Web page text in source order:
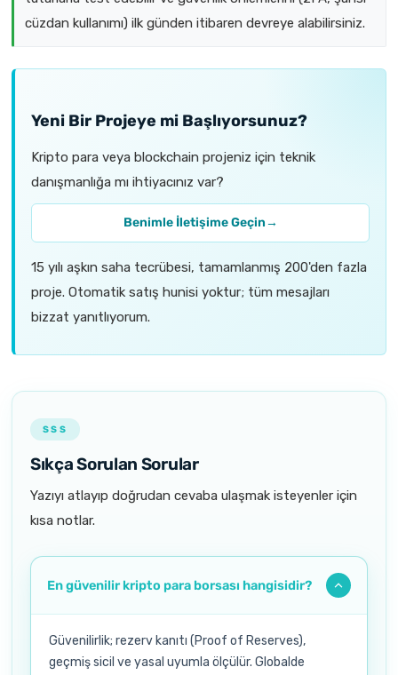
cüzdan kullanımı) ilk günden itibaren devreye alabilirsiniz.
Yeni Bir Projeye mi Başlıyorsunuz?
Kripto para veya blockchain projeniz için teknik
danışmanlığa mı ihtiyacınız var?
Benimle İletişime Geçin→
15 yılı aşkın saha tecrübesi, tamamlanmış 200'den fazla
proje. Otomatik satış hunisi yoktur; tüm mesajları
bizzat yanıtlıyorum.
SSS
Sıkça Sorulan Sorular
Yazıyı atlayıp doğrudan cevaba ulaşmak isteyenler için
kısa notlar.
En güvenilir kripto para borsası hangisidir?
Güvenilirlik; rezerv kanıtı (Proof of Reserves),
geçmiş sicil ve yasal uyumla ölçülür. Globalde